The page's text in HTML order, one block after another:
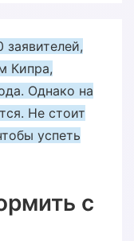
Кипра,
Однако на
Не стоит
успеть
с